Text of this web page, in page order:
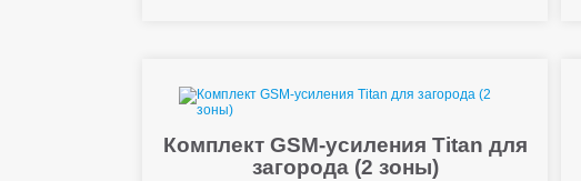
Комплект GSM-усиления Titan для
загорода (2 зоны)